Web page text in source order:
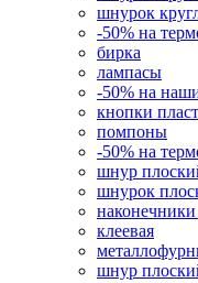
шнурок
-50% на
бирка
лампасы
-50% на
кнопки
помпоны
-50% на
шнур
шнурок
клеевая
шнур